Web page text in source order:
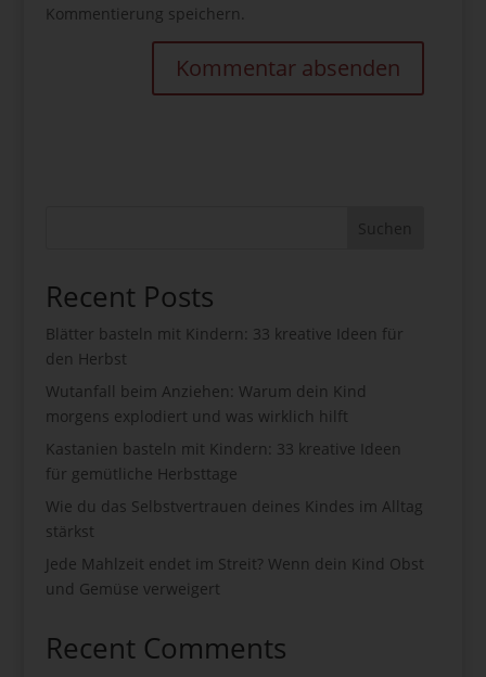
Kommentierung speichern.
Suchen
Recent Posts
Blätter basteln mit Kindern: 33 kreative Ideen für
den Herbst
Wutanfall beim Anziehen: Warum dein Kind
morgens explodiert und was wirklich hilft
Kastanien basteln mit Kindern: 33 kreative Ideen
für gemütliche Herbsttage
Wie du das Selbstvertrauen deines Kindes im Alltag
stärkst
Jede Mahlzeit endet im Streit? Wenn dein Kind Obst
und Gemüse verweigert
Recent Comments